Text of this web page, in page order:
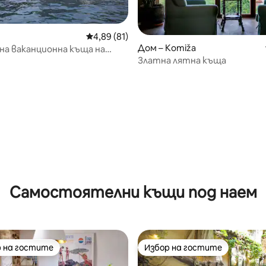
5, 34 отзива
Средна оценка: 4,89 от 5, 81 отзива
4,89 (81)
ваканционна къща на
Дом – Komiža
Златна лятна къща
Самостоятелни къщи под наем
избор на гостите
на гостите Избор на гостите
Избор на гостите